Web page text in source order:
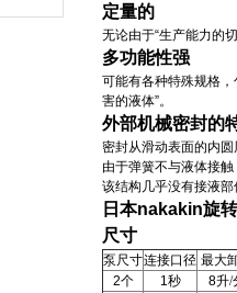
定量的
无论由于“生产能力的
多功能性强
可能有各种特殊规格，
害的液体”。
外部机械密封的
密封从滑动表面的内
由于弹簧不与液体接
该结构几乎没有接液
日本nakakin旋
尺寸
泵尺寸连接口径 最大
2个 1秒 8升/